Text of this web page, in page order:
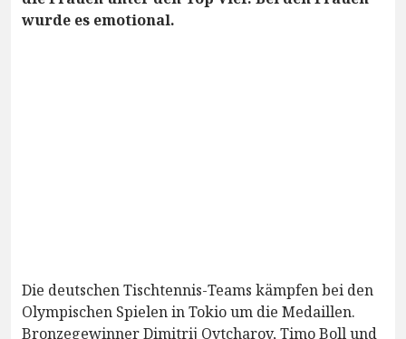
wurde es emotional.
Die deutschen Tischtennis-Teams kämpfen bei den
Olympischen Spielen in Tokio um die Medaillen.
Bronzegewinner Dimitrij Ovtcharov, Timo Boll und